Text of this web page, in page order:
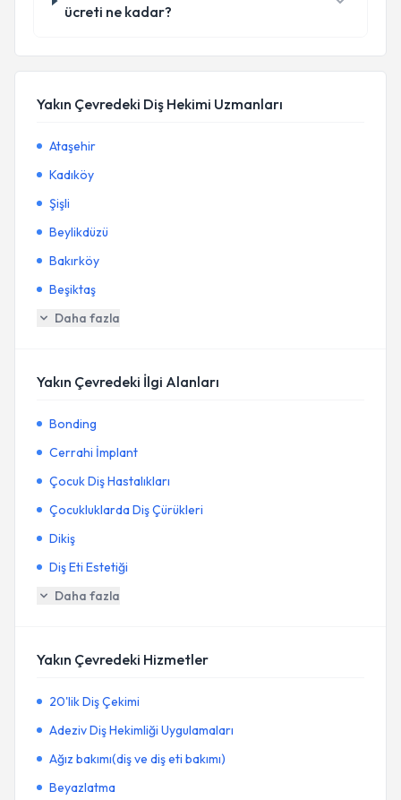
ücreti ne kadar?
Yakın Çevredeki Diş Hekimi Uzmanları
Ataşehir
Kadıköy
Şişli
Beylikdüzü
Bakırköy
Beşiktaş
Daha fazla
Yakın Çevredeki İlgi Alanları
Bonding
Cerrahi İmplant
Çocuk Diş Hastalıkları
Çocukluklarda Diş Çürükleri
Dikiş
Diş Eti Estetiği
Daha fazla
Yakın Çevredeki Hizmetler
20'lik Diş Çekimi
Adeziv Diş Hekimliği Uygulamaları
Ağız bakımı(diş ve diş eti bakımı)
Beyazlatma